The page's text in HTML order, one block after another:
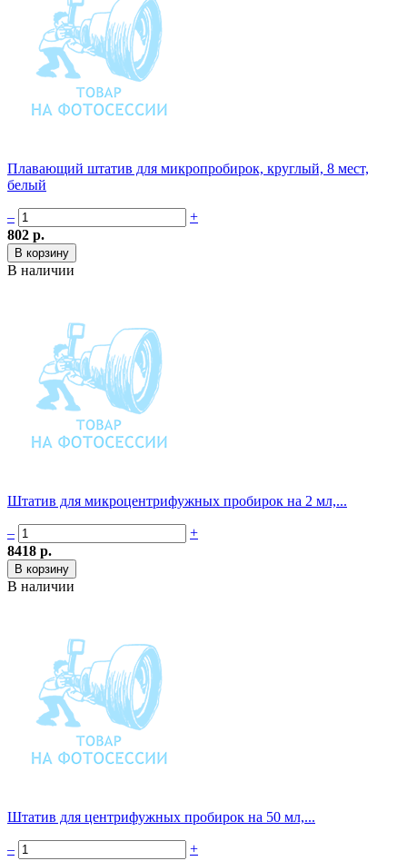
Плавающий штатив для микропробирок, круглый, 8 мест,
белый
–
+
802 р.
В наличии
Штатив для микроцентрифужных пробирок на 2 мл,...
–
+
8418 р.
В наличии
Штатив для центрифужных пробирок на 50 мл,...
–
+